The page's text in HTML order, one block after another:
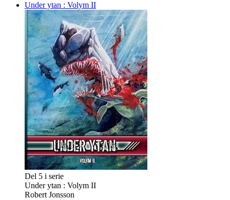
Under ytan : Volym II
Del 5 i serie
Under ytan : Volym II
Robert Jonsson